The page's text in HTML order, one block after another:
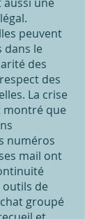
peuvent
dans le
des
des
La crise
montré que
numéros
mail ont
outils de
groupé